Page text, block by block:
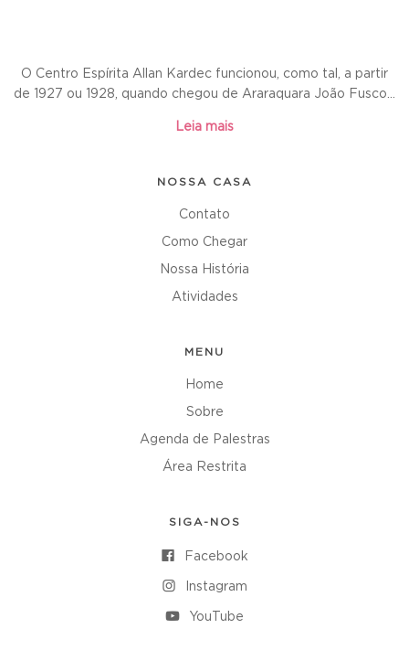
O Centro Espírita Allan Kardec funcionou, como tal, a partir
de 1927 ou 1928, quando chegou de Araraquara João Fusco...
Leia mais
NOSSA CASA
Contato
Como Chegar
Nossa História
Atividades
MENU
Home
Sobre
Agenda de Palestras
Área Restrita
SIGA-NOS
Facebook
Instagram
YouTube